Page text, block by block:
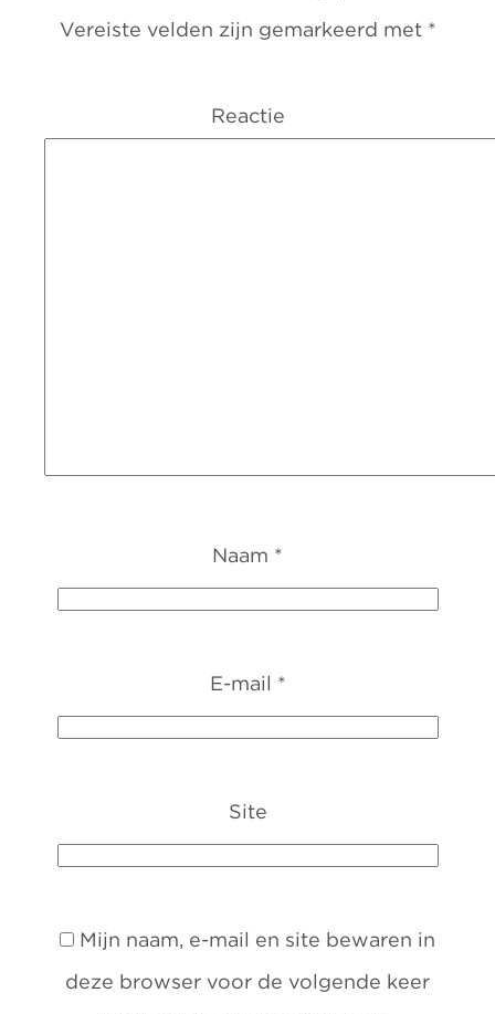
Vereiste velden zijn gemarkeerd met *
Reactie
Naam *
E-mail *
Site
Mijn naam, e-mail en site bewaren in
deze browser voor de volgende keer